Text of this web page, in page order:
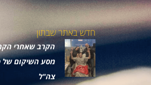
חדש באתר שבתון
הקרב שאחרי
מסע השיקום של
צה"ל